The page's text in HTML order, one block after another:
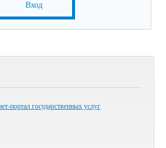
Вход
портал государственных услуг